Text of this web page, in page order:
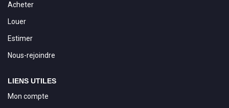
Acheter
Louer
Estimer
Nous-rejoindre
LIENS UTILES
Mon compte